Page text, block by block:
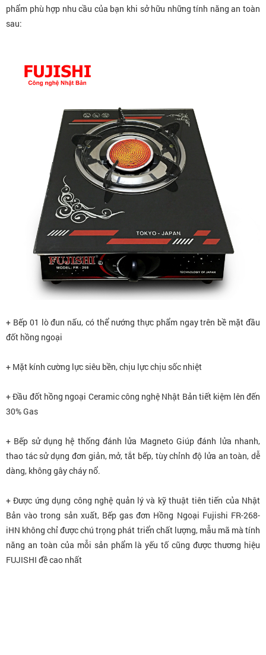
phẩm phù hợp nhu cầu của bạn khi sở hữu những tính năng an toàn
sau:
+ Bếp 01 lò đun nấu, có thể nướng thực phẩm ngay trên bề mặt đầu
đốt hồng ngoại
+ Mặt kính cường lực siêu bền, chịu lực chịu sốc nhiệt
+ Đầu đốt hồng ngoại Ceramic công nghệ Nhật Bản tiết kiệm lên đến
30% Gas
+ Bếp sử dụng hệ thống đánh lửa Magneto Giúp đánh lửa nhanh,
thao tác sử dụng đơn giản, mở, tắt bếp, tùy chỉnh độ lửa an toàn, dễ
dàng, không gây cháy nổ.
+ Được ứng dụng công nghệ quản lý và kỹ thuật tiên tiến của Nhật
Bản vào trong sản xuất, Bếp gas đơn Hồng Ngoại Fujishi FR-268-
iHN không chỉ được chú trọng phát triển chất lượng, mẫu mã mà tính
năng an toàn của mỗi sản phẩm là yếu tố cũng được thương hiệu
FUJISHI đề cao nhất